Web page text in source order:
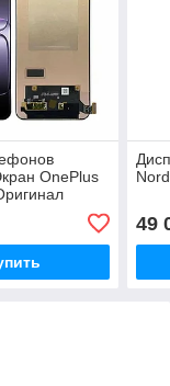
OnePlus
49